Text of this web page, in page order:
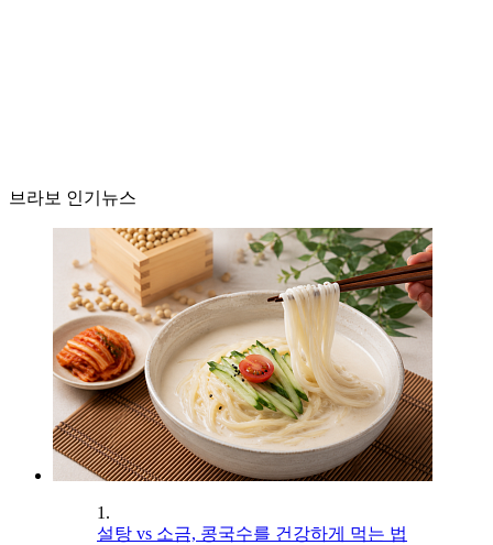
브라보 인기뉴스
1.
설탕 vs 소금, 콩국수를 건강하게 먹는 법